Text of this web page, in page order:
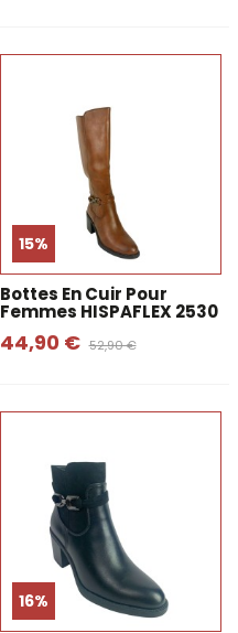
15%
Bottes En Cuir Pour
Femmes HISPAFLEX 2530
44,90 € 52,90 €
16%